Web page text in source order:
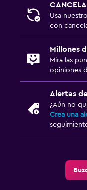
Usa
con
Millones
Mira las
opiniones
Alertas
¿Aún no
Crea una